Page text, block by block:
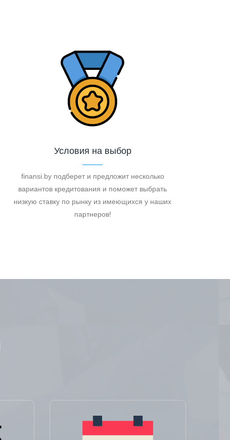
Условия на выбор
finansi.by подберет и предложит несколько
вариантов кредитования и поможет выбрать
низкую ставку по рынку из имеющихся у наших
партнеров!